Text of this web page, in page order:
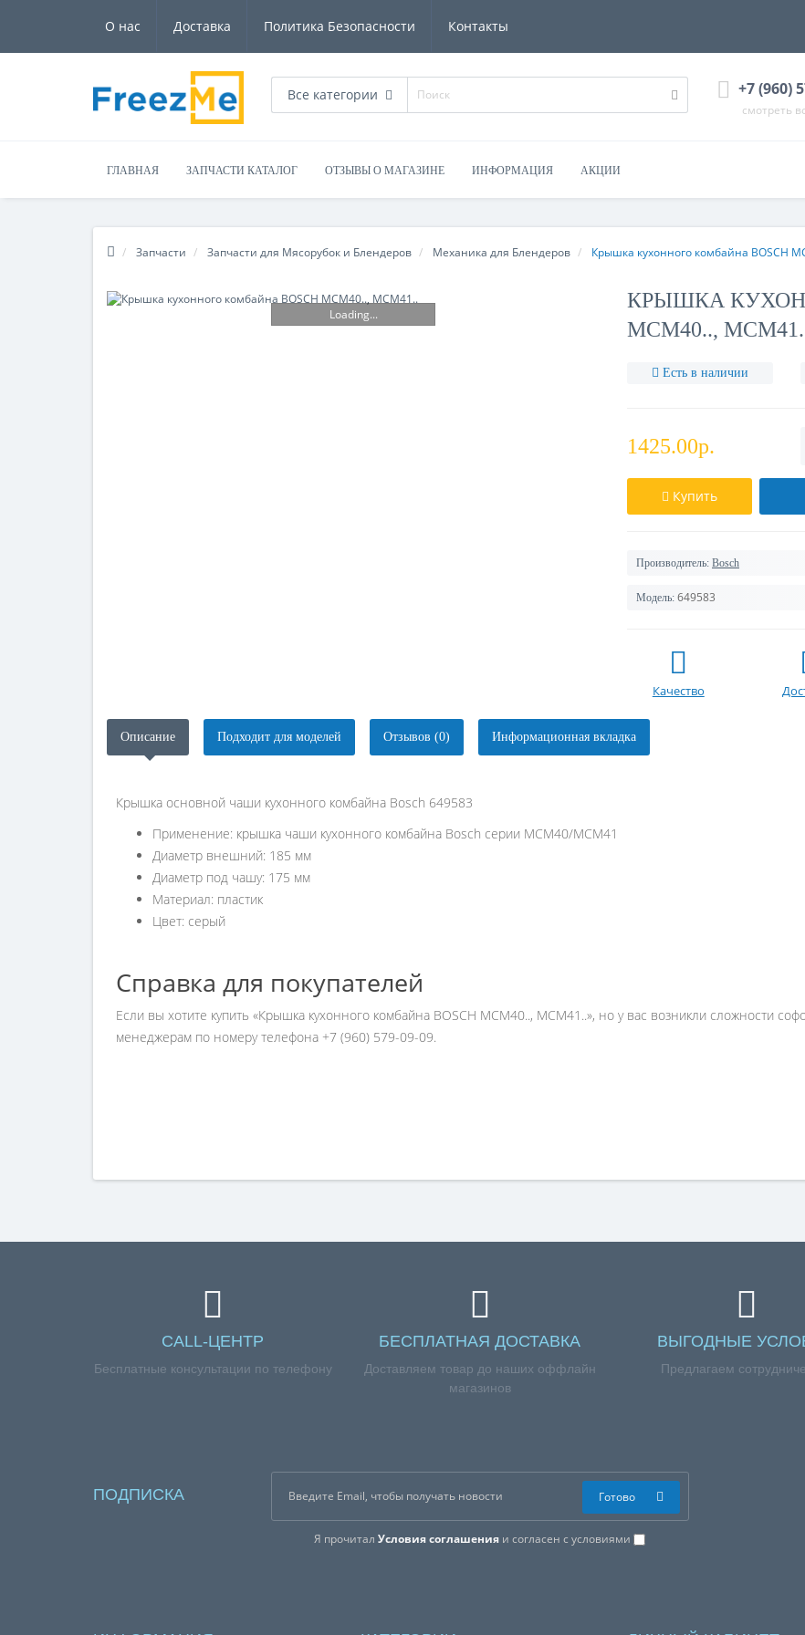
О нас Доставка Политика Безопасности Контакты
Все категории +7 (960)
смотреть
ГЛАВНАЯ ЗАПЧАСТИ КАТАЛОГ ОТЗЫВЫ О МАГАЗИНЕ ИНФОРМАЦИЯ АКЦИИ
Запчасти Запчасти для Мясорубок и Блендеров Механика для Блендеров Крышка кухонного комбайна BOSCH
Loading...
КРЫШКА
MCM40..,
Есть в наличии
1425.00р.
Купить
Производитель: Bosch
Модель: 649583
Качество
Описание Подходит для моделей Отзывов (0) Информационная вкладка
Крышка основной чаши кухонного комбайна Bosch 649583
Применение: крышка чаши кухонного комбайна Bosch серии MCM40/MCM41
Диаметр внешний: 185 мм
Диаметр под чашу: 175 мм
Материал: пластик
Цвет: серый
Справка для покупателей
Если вы хотите купить «Крышка кухонного комбайна BOSCH MCM40.., MCM41..», но у вас возникли сложности
менеджерам по номеру телефона +7 (960) 579-09-09.
CALL-ЦЕНТР
Бесплатные консультации по телефону
БЕСПЛАТНАЯ ДОСТАВКА
Доставляем товар до наших оффлайн
магазинов
ВЫГОДНЫЕ
Предлагаем
ПОДПИСКА
Я прочиталУсловия соглашения и согласен с условиями
Готово